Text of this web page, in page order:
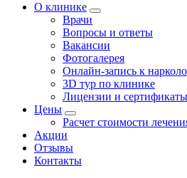
О клинике
Врачи
Вопросы и ответы
Вакансии
Фотогалерея
Онлайн-запись к
3D тур по клинике
Лицензии и сертификаты
Цены
Расчет стоимости
Акции
Отзывы
Контакты